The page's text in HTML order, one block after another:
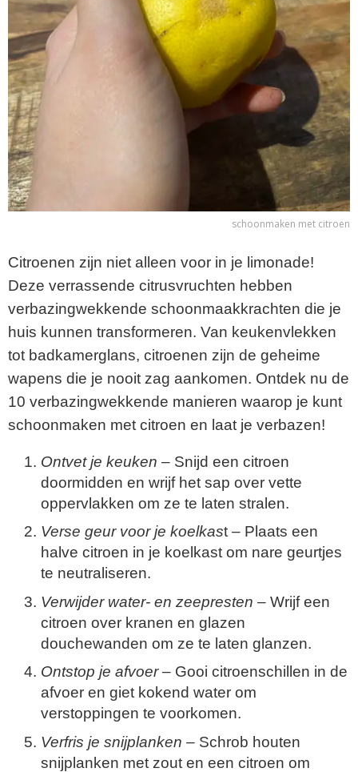
schoonmaken met citroen
Citroenen zijn niet alleen voor in je limonade!
Deze verrassende citrusvruchten hebben
verbazingwekkende schoonmaakkrachten die je
huis kunnen transformeren. Van keukenvlekken
tot badkamerglans, citroenen zijn de geheime
wapens die je nooit zag aankomen. Ontdek nu de
10 verbazingwekkende manieren waarop je kunt
schoonmaken met citroen en laat je verbazen!
Ontvet je keuken – Snijd een citroen
doormidden en wrijf het sap over vette
oppervlakken om ze te laten stralen.
Verse geur voor je koelkast – Plaats een
halve citroen in je koelkast om nare geurtjes
te neutraliseren.
Verwijder water- en zeepresten – Wrijf een
citroen over kranen en glazen
douchewanden om ze te laten glanzen.
Ontstop je afvoer– Gooi citroenschillen in de
afvoer en giet kokend water om
verstoppingen te voorkomen.
Verfris je snijplanken – Schrob houten
snijplanken met zout en een citroen om